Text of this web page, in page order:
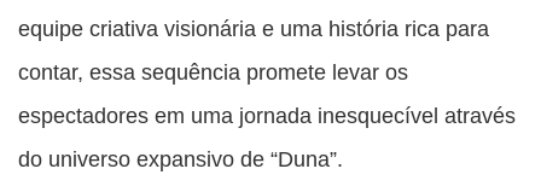
equipe criativa visionária e uma história rica para
contar, essa sequência promete levar os
espectadores em uma jornada inesquecível através
do universo expansivo de “Duna”.